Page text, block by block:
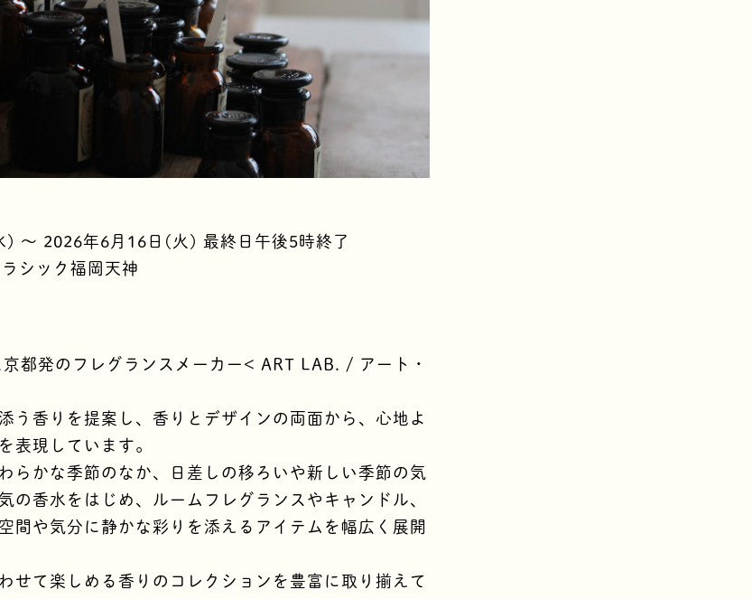
) 〜 2026年6月16日(火) 最終日午後5時終了
シック福岡天神
都発のフレグランスメーカー< ART LAB. / アート・
う香りを提案し、香りとデザインの両面から、心地よ
表現しています。
らかな季節のなか、日差しの移ろいや新しい季節の気
の香水をはじめ、ルームフレグランスやキャンドル、
間や気分に静かな彩りを添えるアイテムを幅広く展開
せて楽しめる香りのコレクションを豊富に取り揃えて